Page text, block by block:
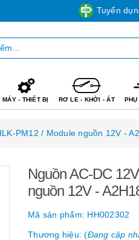
Tuyển
MÁY - THIẾT BỊ RƠ LE - KHỞI - ÁT
PM12 / Module nguồn 12V -
Nguồn AC-DC
nguồn 12V -
Mã sản phẩm: HH002302
Thương hiệu: (Đang cập